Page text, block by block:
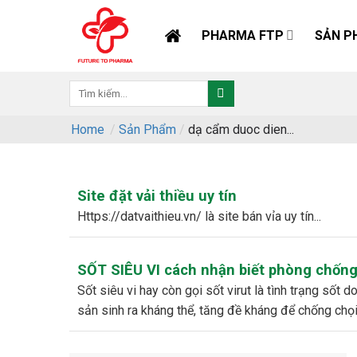
PHARMA FTP SẢN
Home / Sản Phẩm / dạ cẩm duoc dien...
Site đặt vải thiều uy tín
https://datvaithieu.vn/ là site bán vỉa uy tín...
SỐT SIÊU VI cách nhận biết phòng
sốt siêu vi hay còn gọi sốt virut là tình trạng sốt do nhiễm phải những loại vi rút khác nhau. và đây cũng chính là lúc cơ thể bé
sản sinh ra kháng thể, tăng đề kháng để chống